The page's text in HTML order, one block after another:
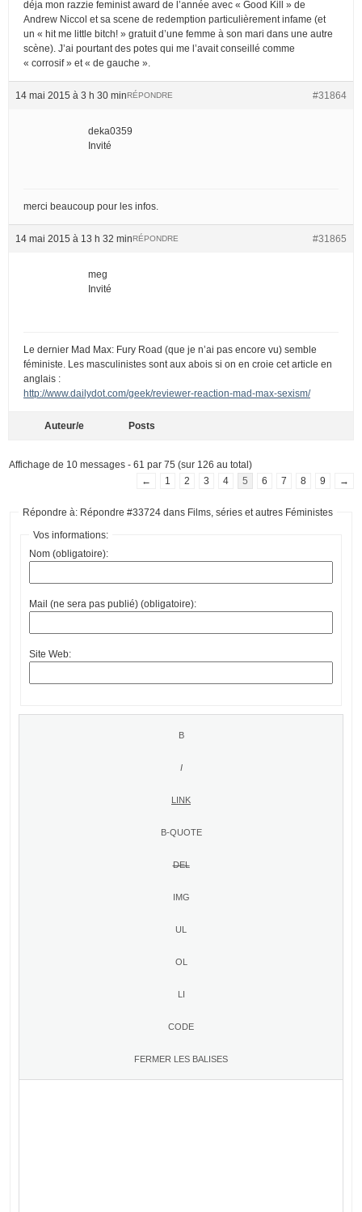
déja mon razzie feminist award de l’année avec « Good Kill » de
Andrew Niccol et sa scene de redemption particulièrement infame (et
un « hit me little bitch! » gratuit d’une femme à son mari dans une autre
scène). J’ai pourtant des potes qui me l’avait conseillé comme
« corrosif » et « de gauche ».
14 mai 2015 à 3 h 30 min #31864
RÉPONDRE
deka0359
Invité
merci beaucoup pour les infos.
14 mai 2015 à 13 h 32 min #31865
RÉPONDRE
meg
Invité
Le dernier Mad Max: Fury Road (que je n’ai pas encore vu) semble
féministe. Les masculinistes sont aux abois si on en croie cet article en
anglais :
http://www.dailydot.com/geek/reviewer-reaction-mad-max-sexism/
Auteur/e Posts
Affichage de 10 messages - 61 par 75 (sur 126 au total)
←
1 2 3 4 5 6 7 8 9 →
Répondre à: Répondre #33724 dans Films, séries et autres Féministes
Vos informations:
Nom (obligatoire):
Mail (ne sera pas publié) (obligatoire):
Site Web: